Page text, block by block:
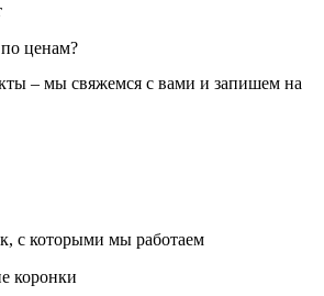
ценам?
– мы свяжемся с вами и запишем на
с которыми мы работаем
коронки